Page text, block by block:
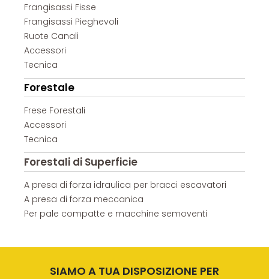
Frangisassi Fisse
Frangisassi Pieghevoli
Ruote Canali
Accessori
Tecnica
Forestale
Frese Forestali
Accessori
Tecnica
Forestali di Superficie
A presa di forza idraulica per bracci escavatori
A presa di forza meccanica
Per pale compatte e macchine semoventi
SIAMO A TUA DISPOSIZIONE PER